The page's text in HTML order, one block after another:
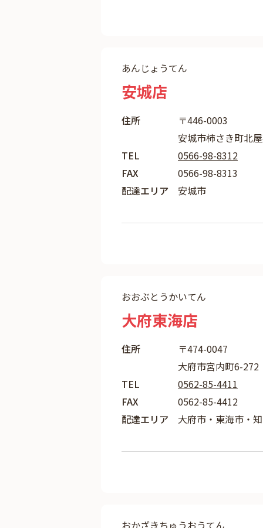
あんじょうてん
安城店
住所
〒446-0003
安城市柿さき町北
TEL
0566-98-8312
FAX
0566-98-8313
配達エリア
安城市
おおぶとうかいてん
大府東海店
住所
〒474-0047
大府市宮内町6-272
TEL
0562-85-4411
FAX
0562-85-4412
配達エリア
大府市・東海市・
おかざきちゅうおうてん